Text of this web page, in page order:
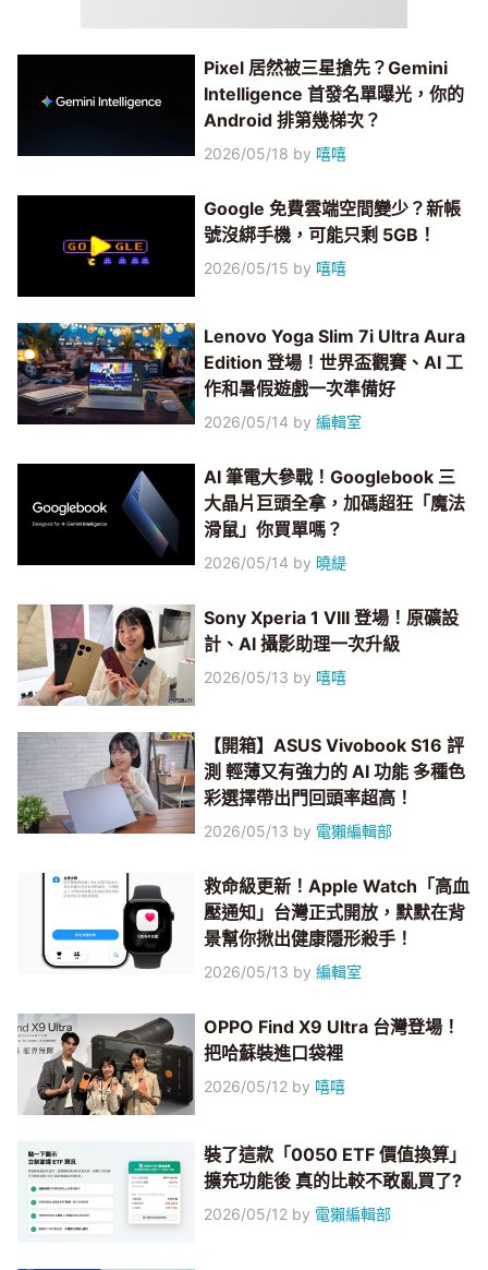
Pixel 居然被三星搶先？Gemini
Intelligence 首發名單曝光，你的
Android 排第幾梯次？
2026/05/18 by 嘻嘻
Google 免費雲端空間變少？新帳
號沒綁手機，可能只剩 5GB！
2026/05/15 by 嘻嘻
Lenovo Yoga Slim 7i Ultra Aura
Edition 登場！世界盃觀賽、AI 工
作和暑假遊戲一次準備好
2026/05/14 by編輯室
AI 筆電大參戰！Googlebook 三
大晶片巨頭全拿，加碼超狂「魔法
滑鼠」你買單嗎？
2026/05/14 by 曉緹
Sony Xperia 1 VIII 登場！原礦設
計、AI 攝影助理一次升級
2026/05/13 by 嘻嘻
【開箱】ASUS Vivobook S16 評
測 輕薄又有強力的 AI 功能 多種色
彩選擇帶出門回頭率超高！
2026/05/13 by 電獺編輯部
救命級更新！Apple Watch「高血
壓通知」台灣正式開放，默默在背
景幫你揪出健康隱形殺手！
2026/05/13 by編輯室
OPPO Find X9 Ultra 台灣登場！
把哈蘇裝進口袋裡
2026/05/12 by 嘻嘻
裝了這款「0050 ETF 價值換算」
擴充功能後 真的比較不敢亂買了?
2026/05/12 by 電獺編輯部